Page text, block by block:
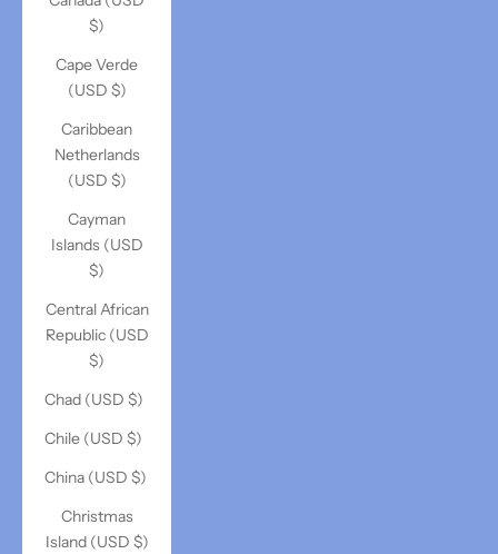
$)
Cape Verde
(USD $)
Caribbean
Netherlands
(USD $)
Cayman
Islands (USD
$)
Central African
Republic (USD
$)
Chad (USD $)
Chile (USD $)
China (USD $)
Christmas
Island (USD $)